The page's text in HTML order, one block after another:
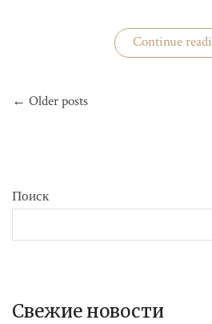
Continue
по
← Older posts
Поиск
Свежие новости